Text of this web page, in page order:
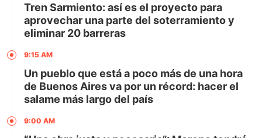
Tren Sarmiento: así es el proyecto para
aprovechar una parte del soterramiento y
eliminar 20 barreras
9:15 AM
Un pueblo que está a poco más de una hora
de Buenos Aires va por un récord: hacer el
salame más largo del país
9:00 AM